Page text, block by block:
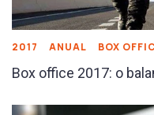
2017 ANUAL BOX
Box office 2017: o